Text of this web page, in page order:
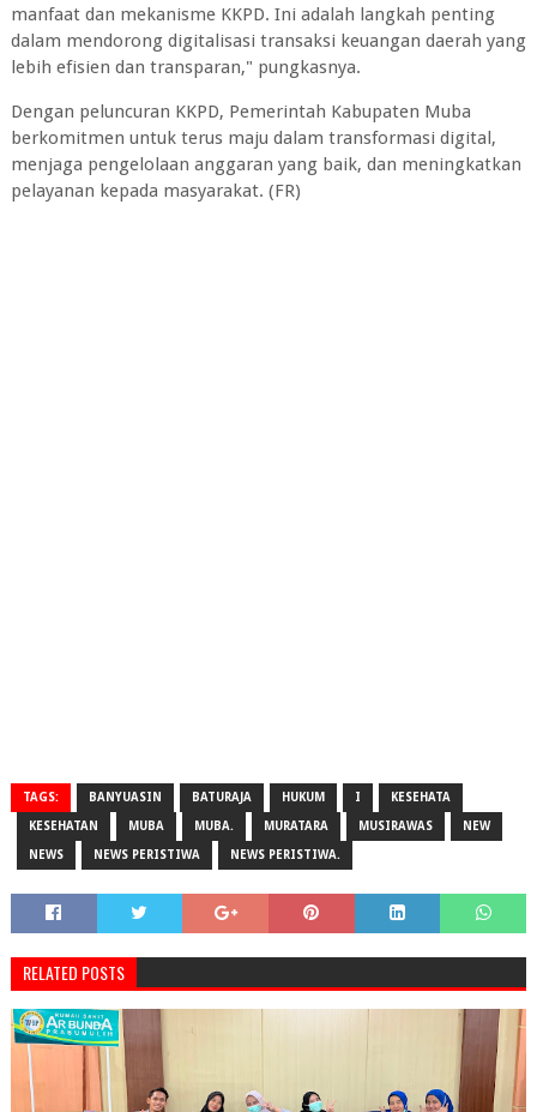
manfaat dan mekanisme KKPD. Ini adalah langkah penting
dalam mendorong digitalisasi transaksi keuangan daerah yang
lebih efisien dan transparan," pungkasnya.
Dengan peluncuran KKPD, Pemerintah Kabupaten Muba
berkomitmen untuk terus maju dalam transformasi digital,
menjaga pengelolaan anggaran yang baik, dan meningkatkan
pelayanan kepada masyarakat. (FR)
TAGS: BANYUASIN BATURAJA HUKUM I KESEHATA
KESEHATAN MUBA MUBA. MURATARA MUSIRAWAS NEW
NEWS NEWS PERISTIWA NEWS PERISTIWA.
RELATED POSTS